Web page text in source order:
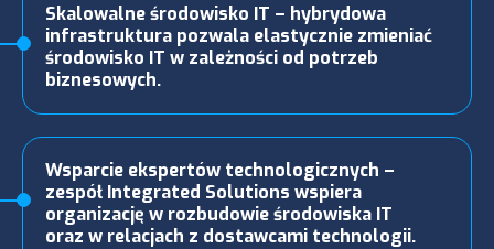
Skalowalne środowisko IT – hybrydowa
infrastruktura pozwala elastycznie zmieniać
środowisko IT w zależności od potrzeb
biznesowych.
Wsparcie ekspertów technologicznych –
zespół Integrated Solutions wspiera
organizację w rozbudowie środowiska IT
oraz w relacjach z dostawcami technologii.